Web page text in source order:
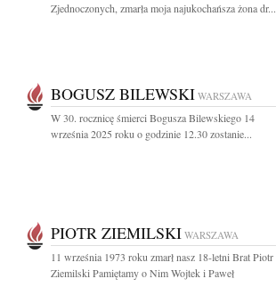
Zjednoczonych, zmarła moja najukochańsza żona dr...
BOGUSZ BILEWSKI WARSZAWA
W 30. rocznicę śmierci Bogusza Bilewskiego 14
września 2025 roku o godzinie 12.30 zostanie...
PIOTR ZIEMILSKI WARSZAWA
11 września 1973 roku zmarł nasz 18-letni Brat Piotr
Ziemilski Pamiętamy o Nim Wojtek i Paweł